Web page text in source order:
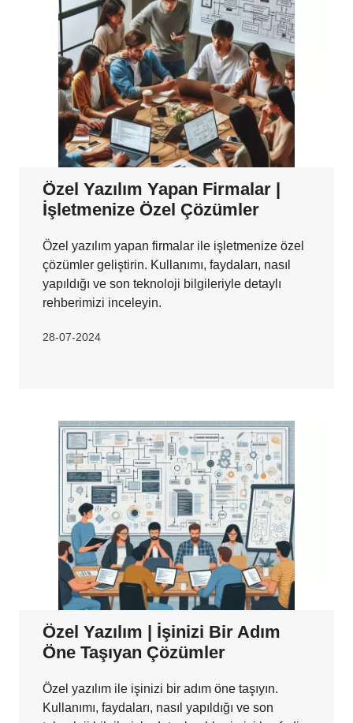
Özel Yazılım Yapan Firmalar |
İşletmenize Özel Çözümler
Özel yazılım yapan firmalar ile işletmenize özel
çözümler geliştirin. Kullanımı, faydaları, nasıl
yapıldığı ve son teknoloji bilgileriyle detaylı
rehberimizi inceleyin.
28-07-2024
Özel Yazılım | İşinizi Bir Adım
Öne Taşıyan Çözümler
Özel yazılım ile işinizi bir adım öne taşıyın.
Kullanımı, faydaları, nasıl yapıldığı ve son